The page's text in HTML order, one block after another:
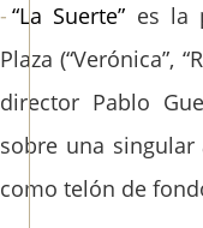
“La Suerte” es la
Plaza (“Verónica”,
director Pablo
sobre una
como telón de